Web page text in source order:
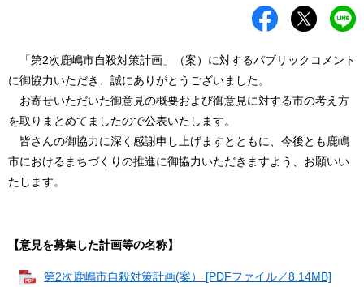
「第2次鹿嶋市自殺対策計画」（案）に対するパブリックコメント
に御協力いただき、誠にありがとうございました。
お寄せいただいた御意見の概要および御意見に対する市の考え方
を取りまとめてましたので公表いたします。
皆さんの御協力に深く感謝申し上げますとともに、今後とも鹿嶋
市におけるまちづくりの推進に御協力いただきますよう、お願いい
たします。
【意見を募集した計画等の名称】
第2次鹿嶋市自殺対策計画(案） [PDFファイル／8.14MB]